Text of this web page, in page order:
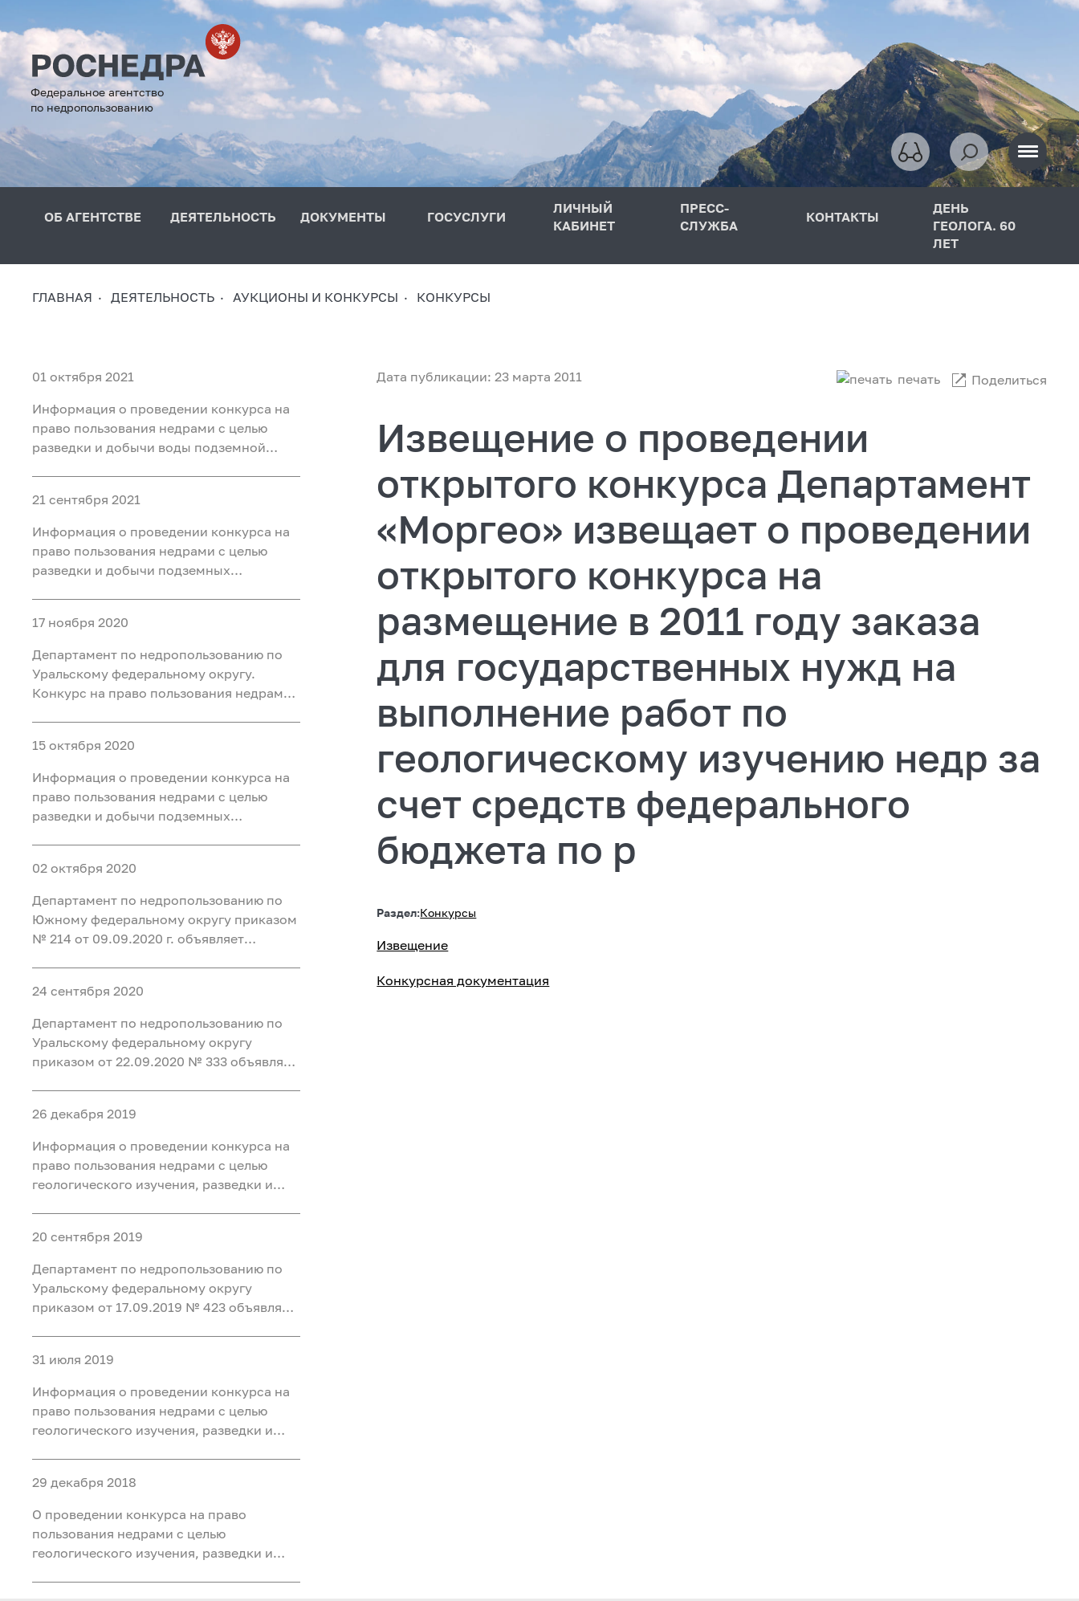
Федеральное агентство
по недропользованию
ОБ АГЕНТСТВЕ ДЕЯТЕЛЬНОСТЬ ДОКУМЕНТЫ ГОСУСЛУГИ
ЛИЧНЫЙ
КАБИНЕТ
ПРЕСС-
СЛУЖБА
КОНТАКТЫ
ДЕНЬ
ГЕОЛОГА. 60
ЛЕТ
ГЛАВНАЯ ДЕЯТЕЛЬНОСТЬ АУКЦИОНЫ И КОНКУРСЫ КОНКУРСЫ
01 октября 2021
Информация о проведении конкурса на
право пользования недрами с целью
разведки и добычи воды подземной
минеральных вод, расположенном на
территории Кызылского района
Республики Тыва
21 сентября 2021
Информация о проведении конкурса на
право пользования недрами с целью
разведки и добычи подземных
Новодеревенский месторождения
Новодеревенское, расположенного на
территории Омутинского района
Тюменско
17 ноября 2020
Департамент по недропользованию по
Уральскому федеральному округу.
Конкурс на право пользования недрами
бальнеоприменения на участке недр
Месторождение Восточно-Пышминское
в Тюменском районе Тюменско
15 октября 2020
Информация о проведении конкурса на
право пользования недрами с целью
разведки и добычи подземных
Омске
02 октября 2020
Департамент по недропользованию по
Южному федеральному округу приказом
№ 214 от 09.09.2020 г. объявляет
разведки и добычи подземных
минеральных вод (для
бальнеоприменения) на Санаторном
24 сентября 2020
Департамент по недропользованию по
Уральскому федеральному округу
приказом от 22.09.2020 № 333 объявляет
минеральных вод для
бальнеоприменения на участке недр
Месторождение Восточно-
26 декабря 2019
Информация о проведении конкурса на
право пользования недрами с целью
геологического изучения, разведки и
каменноугольного месторождения и
Низовский Низовского
каменноугольного месторождения и в
20 сентября 2019
Департамент по недропользованию по
Уральскому федеральному округу
приказом от 17.09.2019 № 423 объявляет
грязей для бальнеоприменения на
участке недр «Тулубаево-2»
месторождения «Озер
31 июля 2019
Информация о проведении конкурса на
право пользования недрами с целью
геологического изучения, разведки и
Прокопьевского каменноугольного
месторождения в Кемеровской области
29 декабря 2018
О проведении конкурса на право
пользования недрами с целью
геологического изучения, разведки и
Дата публикации: 23 марта 2011 печать Поделиться
Извещение о проведении
открытого конкурса Департамент
«Моргео» извещает о проведении
открытого конкурса на
размещение в 2011 году заказа
для государственных нужд на
выполнение работ по
геологическому изучению недр за
счет средств федерального
бюджета по р
Раздел:Конкурсы
Извещение
Конкурсная документация